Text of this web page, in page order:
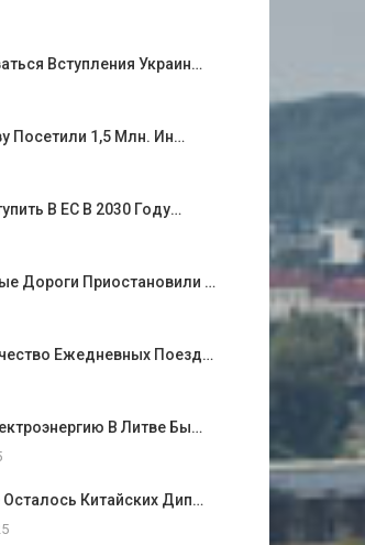
Вступления Украин…
Посетили 1,5 Млн. Ин…
В ЕС В 2030 Году…
Дороги Приостановили …
Ежедневных Поезд…
В Литве Бы…
Китайских Дип…